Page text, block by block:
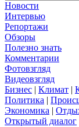
Новости
Интервью
Репортажи
Обзоры
Полезно знать
Комментарии
Фотовзгляд
Видеовзгляд
Бизнес | Климат |
Политика |
Экономика |
Открытый диалог